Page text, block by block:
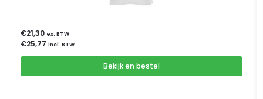
€21,30 ex. BTW
€25,77 incl. BTW
Bekijk en bestel